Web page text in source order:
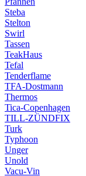
Steba
Stelton
Swirl
Tassen
TeakHaus
Tefal
Tenderflame
TFA-Dostmann
Thermos
Tica-Copenhagen
TILL-ZÜNDFIX
Turk
Typhoon
Unger
Unold
Vacu-Vin